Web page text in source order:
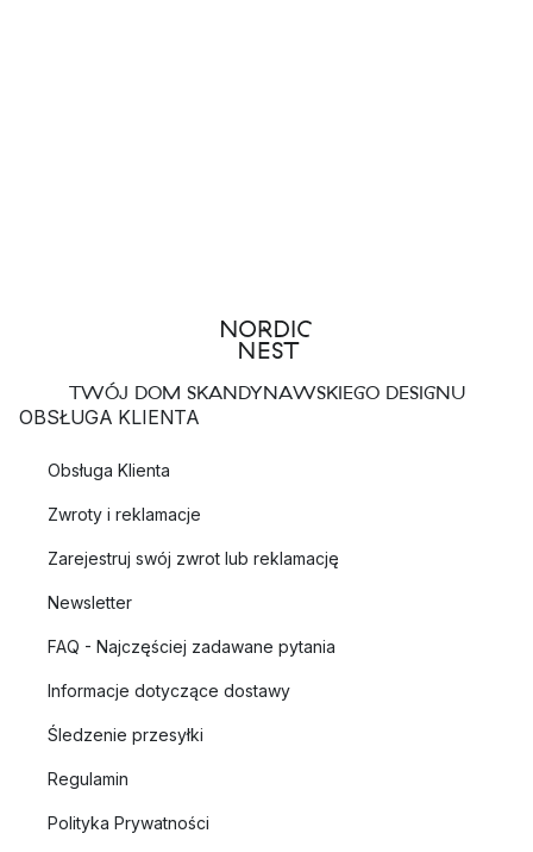
TWÓJ DOM SKANDYNAWSKIEGO DESIGNU
OBSŁUGA KLIENTA
Obsługa Klienta
Zwroty i reklamacje
Zarejestruj swój zwrot lub reklamację
Newsletter
FAQ - Najczęściej zadawane pytania
Informacje dotyczące dostawy
Śledzenie przesyłki
Regulamin
Polityka Prywatności